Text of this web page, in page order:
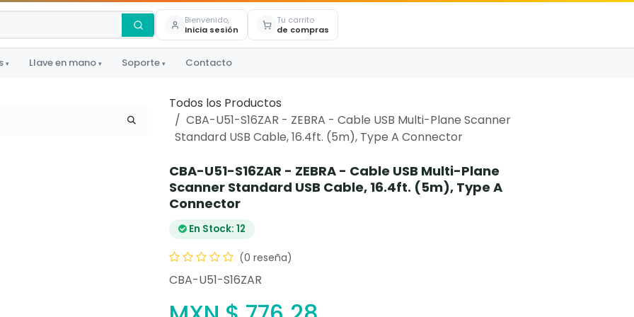
Bienvenido,
Inicia sesión
Tu carrito
de compras
▾ Llave en mano ▾ Soporte ▾ Contacto
Todos los Productos
CBA-U51-S16ZAR - ZEBRA - Cable USB Multi-Plane Scanner
Standard USB Cable, 16.4ft. (5m), Type A Connector
CBA-U51-S16ZAR - ZEBRA - Cable USB Multi-Plane
Scanner Standard USB Cable, 16.4ft. (5m), Type A
Connector
En Stock: 12
(0 reseña)
CBA-U51-S16ZAR